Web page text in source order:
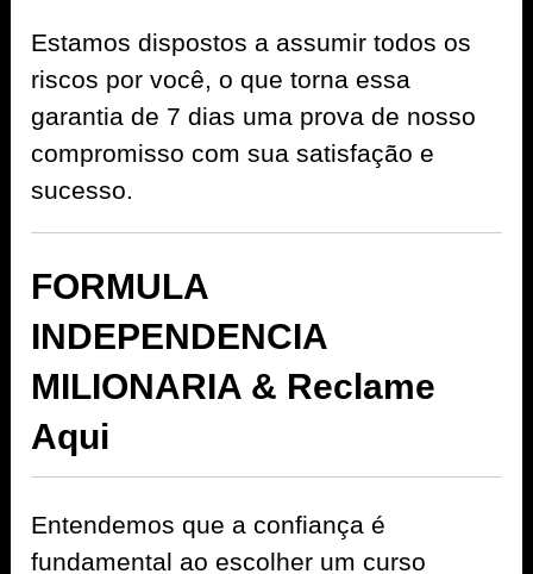
Estamos dispostos a assumir todos os
riscos por você, o que torna essa
garantia de 7 dias uma prova de nosso
compromisso com sua satisfação e
sucesso.
FORMULA
INDEPENDENCIA
MILIONARIA & Reclame
Aqui
Entendemos que a confiança é
fundamental ao escolher um curso